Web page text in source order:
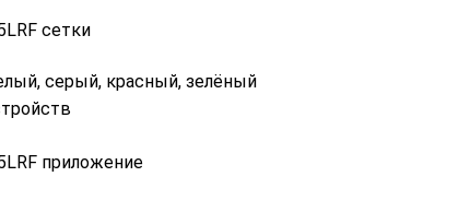
серый, красный, зелёный